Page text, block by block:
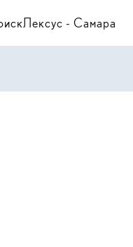
Лексус - Самара